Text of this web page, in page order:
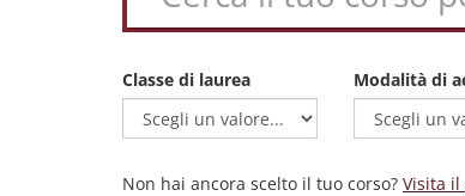
Classe di laurea Modalità di
Non hai ancora scelto il tuo corso? Visita